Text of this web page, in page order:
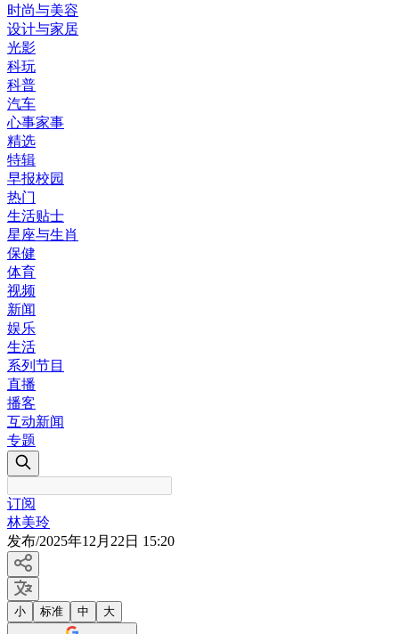
时尚与美容
设计与家居
光影
科玩
科普
汽车
心事家事
精选
特辑
早报校园
热门
生活贴士
星座与生肖
保健
体育
视频
新闻
娱乐
生活
系列节目
直播
播客
互动新闻
专题
订阅
林美玲
发布/2025年12月22日 15:20
小 标准 中 大